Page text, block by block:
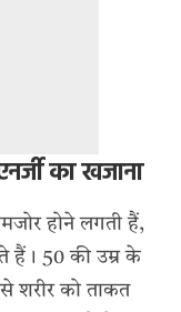
का खजाना
होने लगती हैं,
हैं। 50 की उम्र के
शरीर को ताकत